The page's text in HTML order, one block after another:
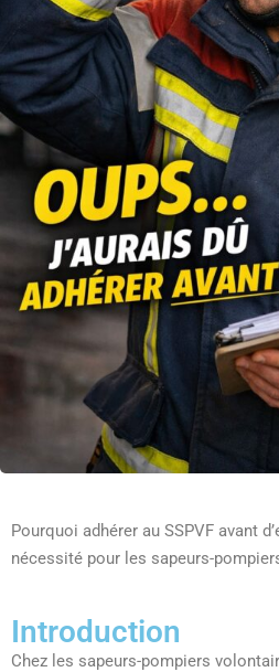
Pourquoi adhérer au SSPVF avant
nécessité pour les sapeurs-
Introduction
Chez les sapeurs-pompiers